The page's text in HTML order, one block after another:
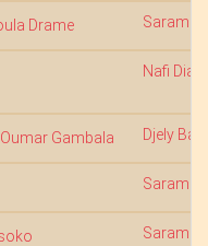
Drame
Nafi
Gambala Djely